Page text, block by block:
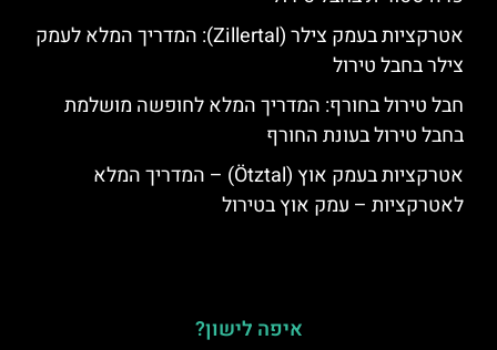
אטרקציות בעמק צילר (Zillertal): המדריך המלא לעמק
צילר בחבל טירול
חבל טירול בחורף: המדריך המלא לחופשה מושלמת
בחבל טירול בעונת החורף
אטרקציות בעמק אוץ (Ötztal) – המדריך המלא
לאטרקציות – עמק אוץ בטירול
איפה לישון?